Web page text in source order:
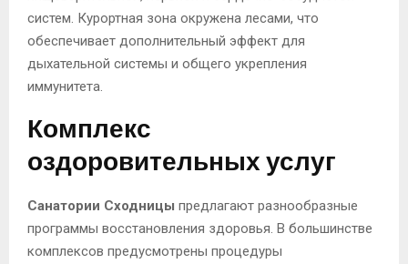
систем. Курортная зона окружена лесами, что
обеспечивает дополнительный эффект для
дыхательной системы и общего укрепления
иммунитета.
Комплекс
оздоровительных услуг
Санатории Сходницы предлагают разнообразные
программы восстановления здоровья. В большинстве
комплексов предусмотрены процедуры